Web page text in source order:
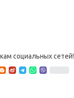
социальных сетей!